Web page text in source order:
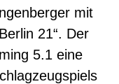
mit
21“. Der
5.1 eine